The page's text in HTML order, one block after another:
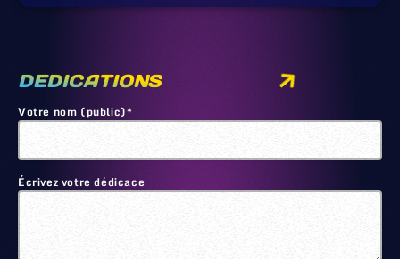
DEDICATIONS
Votre nom (public)*
Écrivez votre dédicace